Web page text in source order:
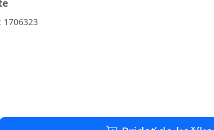
1706323